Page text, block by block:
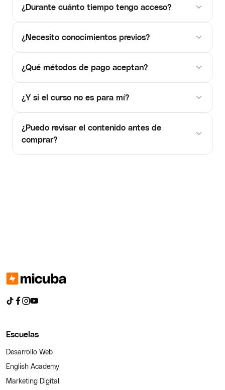
¿Durante cuánto tiempo tengo acceso?
¿Necesito conocimientos previos?
¿Qué métodos de pago aceptan?
¿Y si el curso no es para mí?
¿Puedo revisar el contenido antes de
comprar?
Escuelas
Desarrollo Web
English Academy
Marketing Digital